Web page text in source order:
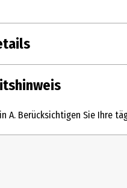
400 ml
A. Berücksichtigen Sie Ihre